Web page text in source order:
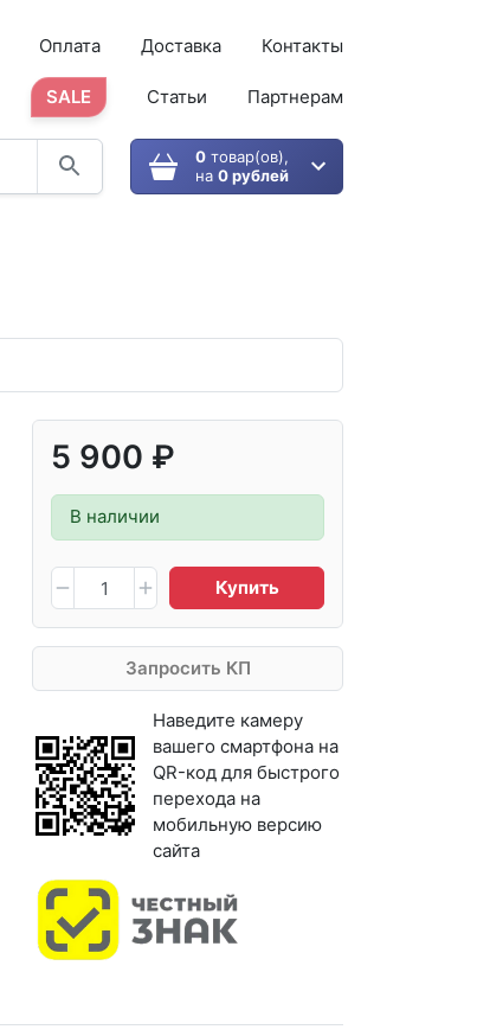
Оплата Доставка Контакты
SALE Статьи Партнерам
0товар(ов),
на 0 рублей
5 900 ₽
В наличии
Купить
Запросить КП
Наведите камеру
вашего смартфона на
QR-код для быстрого
перехода на
мобильную версию
сайта